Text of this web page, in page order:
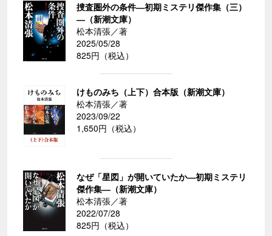
捜査圏外の条件―初期ミステリ傑作集（三）
―（新潮文庫）
松本清張／著
2025/05/28
825円（税込）
けものみち（上下）合本版（新潮文庫）
松本清張／著
2023/09/22
1,650円（税込）
なぜ「星図」が開いていたか―初期ミステリ
傑作集―（新潮文庫）
松本清張／著
2022/07/28
825円（税込）